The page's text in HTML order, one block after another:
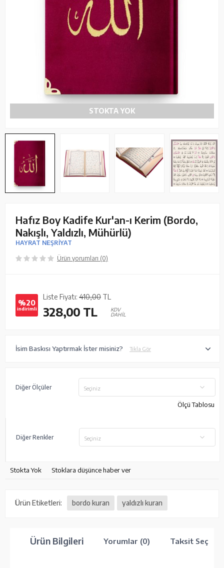
STOKTA YOK
Hafız Boy Kadife Kur'an-ı Kerim (Bordo,
Nakışlı, Yaldızlı, Mühürlü)
HAYRAT NEŞRİYAT
Ürün yorumları (0)
%20
indirimli
Liste Fiyatı: 410,00 TL
328,00 TL
KDV
DAHİL
İsim Baskısı Yaptırmak İster misiniz? Tıkla Gör
Diğer Ölçüler Seçiniz
Ölçü Tablosu
Diğer Renkler Seçiniz
Stokta Yok Stoklara düşünce haber ver
Ürün Etiketleri: bordo kuran yaldızlı kuran
Ürün Bilgileri Yorumlar (0) Taksit